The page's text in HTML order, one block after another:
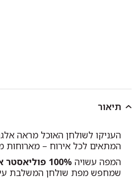
תיאור
העניקו לשולחן האוכל מראה
המתאים לכל אירוח – מארוחות
המפה עשויה 100% פוליאסטר איכותי
שמחפש מפת שולחן המשלבת